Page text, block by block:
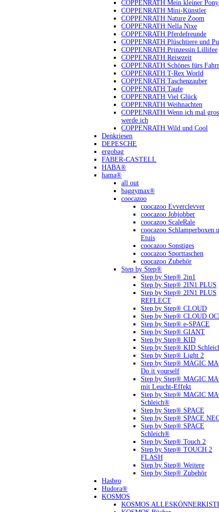
COPPENRATH Mein kleiner
COPPENRATH Mini-Künstler
COPPENRATH Nature Zoom
COPPENRATH Nella Nixe
COPPENRATH Pferdefreunde
COPPENRATH Plüschtiere und
COPPENRATH Prinzessin Lillifee
COPPENRATH Reisezeit
COPPENRATH Schönes fürs
COPPENRATH T-Rex World
COPPENRATH Taschenzauber
COPPENRATH Taufe
COPPENRATH Viel Glück
COPPENRATH Weihnachten
COPPENRATH Wenn ich mal
werde ich
COPPENRATH Wild und Cool
Denkriesen
DEPESCHE
ergobag
FABER-CASTELL
HABA®
hama®
all out
baggymax®
coocazoo
coocazoo Evverclevver
coocazoo Jobjobber
coocazoo ScaleRale
coocazoo Schlamperboxen
Etuis
coocazoo Sonstiges
coocazoo Sporttaschen
coocazoo Zubehör
Step by Step®
Step by Step® 2in1
Step by Step® 2IN1 PLUS
Step by Step® 2IN1 PLUS
REFLECT
Step by Step® CLOUD
Step by Step® CLOUD
Step by Step® e-SPACE
Step by Step® GIANT
Step by Step® KID
Step by Step® KID
Step by Step® Light 2
Step by Step® MAGIC
Do it yourself
Step by Step® MAGIC
mit Leucht-Effekt
Step by Step® MAGIC
Schleich®
Step by Step® SPACE
Step by Step® SPACE
Step by Step® SPACE
Schleich®
Step by Step® Touch 2
Step by Step® TOUCH 2
FLASH
Step by Step® Weitere
Step by Step® Zubehör
Hasbro
Hudora®
KOSMOS
KOSMOS